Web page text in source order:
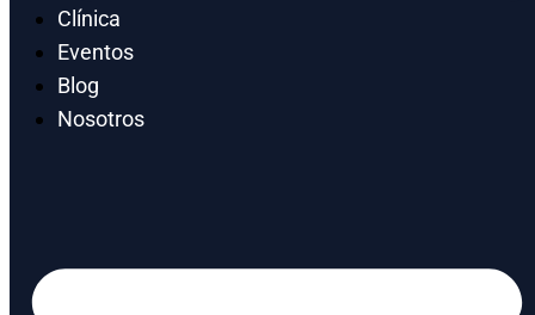
Clínica
Eventos
Blog
Nosotros